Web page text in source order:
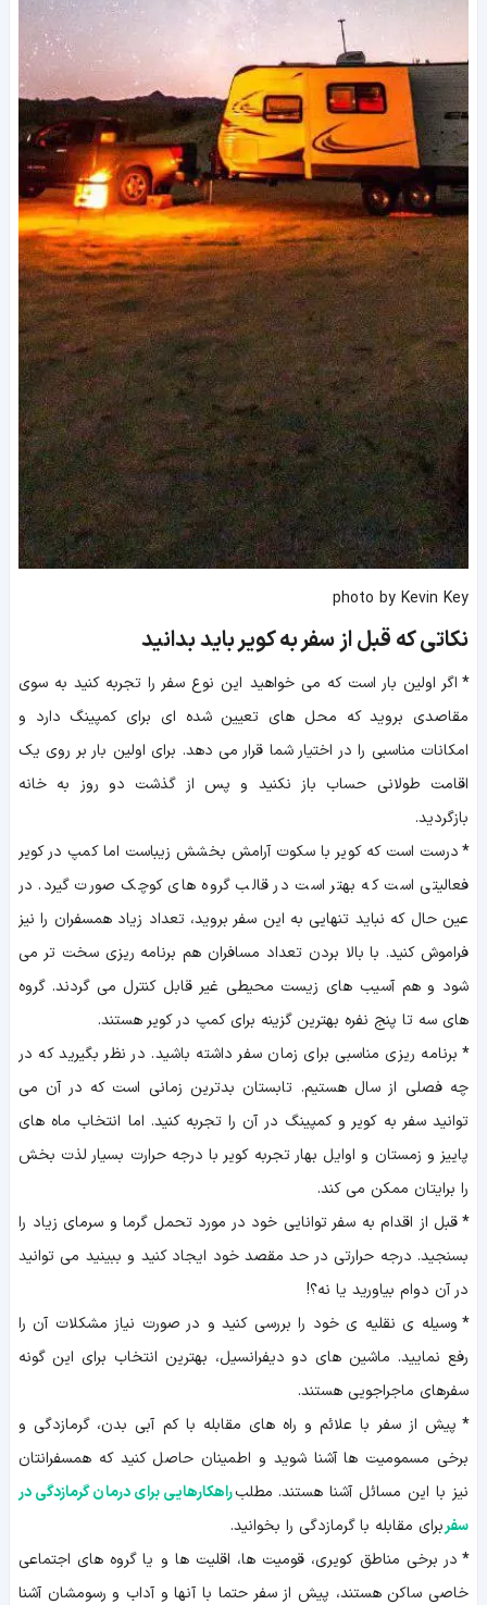
photo by Kevin Key
نکاتی که قبل از سفر به کویر باید بدانید
* اگر اولین بار است که می خواهید این نوع سفر را تجربه کنید به سوی
مقاصدی بروید که محل های تعیین شده ای برای کمپینگ دارد و
امکانات مناسبی را در اختیار شما قرار می دهد. برای اولین بار بر روی یک
اقامت طولانی حساب باز نکنید و پس از گذشت دو روز به خانه
بازگردید.
*درست است که کویر با سکوت آرامش بخشش زیباست اما کمپ در کویر
فعالیتی است که بهتر است در قالب گروه های کوچک صورت گیرد. در
عین حال که نباید تنهایی به این سفر بروید، تعداد زیاد همسفران را نیز
فراموش کنید. با بالا بردن تعداد مسافران هم برنامه ریزی سخت تر می
شود و هم آسیب های زیست محیطی غیر قابل کنترل می گردند. گروه
های سه تا پنج نفره بهترین گزینه برای کمپ در کویر هستند.
* برنامه ریزی مناسبی برای زمان سفر داشته باشید. در نظر بگیرید که در
چه فصلی از سال هستیم. تابستان بدترین زمانی است که در آن می
توانید سفر به کویر و کمپینگ در آن را تجربه کنید. اما انتخاب ماه های
پاییز و زمستان و اوایل بهار تجربه کویر با درجه حرارت بسیار لذت بخش
را برایتان ممکن می کند.
*قبل از اقدام به سفر توانایی خود در مورد تحمل گرما و سرمای زیاد را
بسنجید. درجه حرارتی در حد مقصد خود ایجاد کنید و ببینید می توانید
در آن دوام بیاورید یا نه؟!
* وسیله ی نقلیه ی خود را بررسی کنید و در صورت نیاز مشکلات آن را
رفع نمایید. ماشین های دو دیفرانسیل، بهترین انتخاب برای این گونه
سفرهای ماجراجویی هستند.
* پیش از سفر با علائم و راه های مقابله با کم آبی بدن، گرمازدگی و
برخی مسمومیت ها آشنا شوید و اطمینان حاصل کنید که همسفرانتان
نیز با این مسائل آشنا هستند. مطلبراهکارهایی برای درمان گرمازدگی در
سفربرای مقابله با گرمازدگی را بخوانید.
* در برخی مناطق کویری، قومیت ها، اقلیت ها و یا گروه های اجتماعی
خاصی ساکن هستند، پیش از سفر حتما با آنها و آداب و رسومشان آشنا